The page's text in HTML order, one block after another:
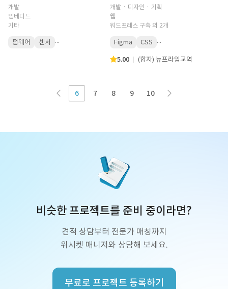
개발
임베디드
기타
펌웨어 센서 ...
개발 · 디자인 · 기획
웹
워드프레스 구축 외 2개
Figma CSS ...
5.00 (합자) 뉴프라임교역
6 7 8 9 10
비슷한 프로젝트를 준비 중이라면?
견적 상담부터 전문가 매칭까지
위시켓 매니저와 상담해 보세요.
무료로 프로젝트 등록하기